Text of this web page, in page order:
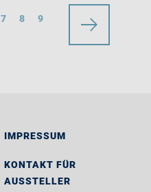
7 8 9
IMPRESSUM
KONTAKT FÜR
AUSSTELLER